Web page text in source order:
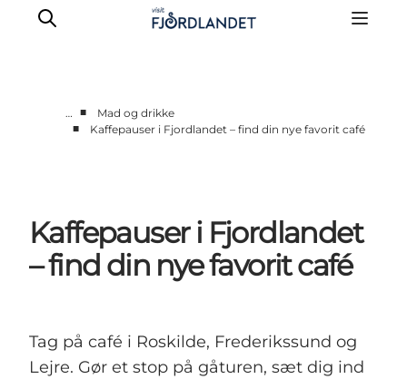
Overnatning
Oplevelser
… ■
Mad og drikke
■
Kaffepauser i Fjordlandet – find din nye favorit café
Kaffepauser i Fjordlandet
– find din nye favorit café
Tag på café i Roskilde, Frederikssund og
Lejre. Gør et stop på gåturen, sæt dig ind